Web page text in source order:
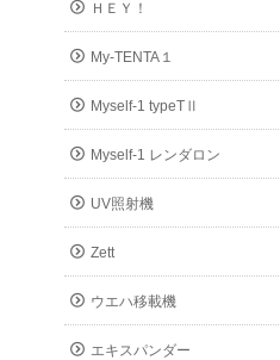
ＨＥＹ！
My-TENTA１
Myself-1 typeTⅡ
Myself-1 レンダロン
UV照射機
Zett
ウエハ移載機
エキスパンダー